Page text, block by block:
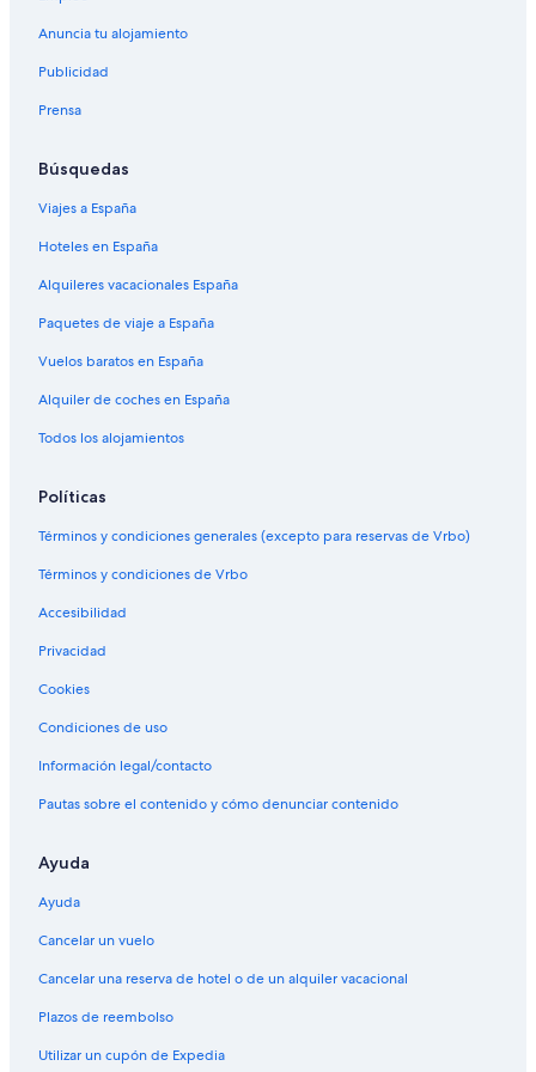
Anuncia tu alojamiento
Publicidad
Prensa
Búsquedas
Viajes a España
Hoteles en España
Alquileres vacacionales España
Paquetes de viaje a España
Vuelos baratos en España
Alquiler de coches en España
Todos los alojamientos
Políticas
Términos y condiciones generales (excepto para reservas de Vrbo)
Términos y condiciones de Vrbo
Accesibilidad
Privacidad
Cookies
Condiciones de uso
Información legal/contacto
Pautas sobre el contenido y cómo denunciar contenido
Ayuda
Ayuda
Cancelar un vuelo
Cancelar una reserva de hotel o de un alquiler vacacional
Plazos de reembolso
Utilizar un cupón de Expedia